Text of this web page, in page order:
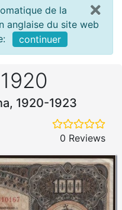
de la
anglaise du site web
continuer
1920-1923
0 Reviews